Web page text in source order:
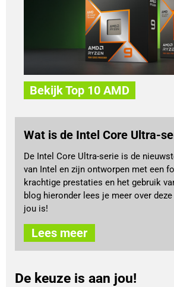
Bekijk Top 10 AMD
Wat is de Intel Core Ultra-
De Intel Core Ultra-serie is de
van Intel en zijn ontworpen met een
krachtige prestaties en het gebruik
blog hieronder lees je meer over
jou is!
Lees meer
De keuze is aan jou!